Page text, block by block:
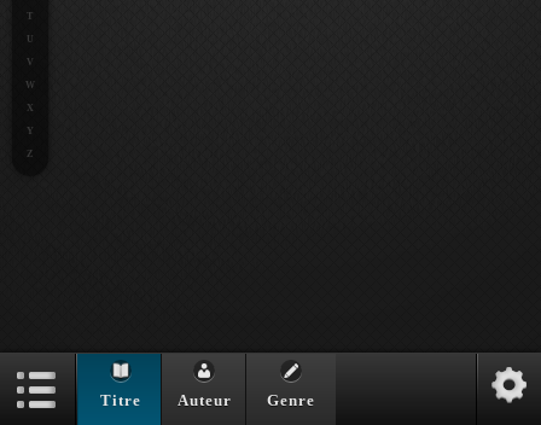
T
U
V
W
X
Y
Z
Titre Auteur Genre